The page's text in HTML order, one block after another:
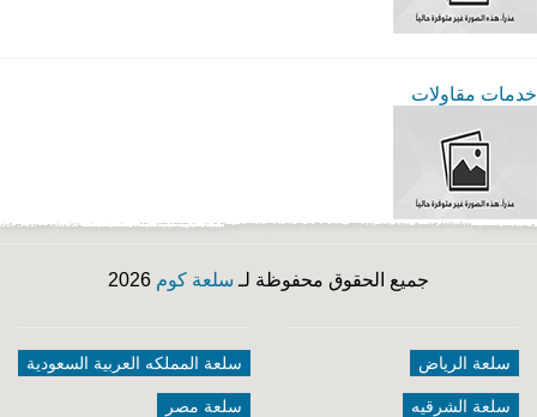
خدمات مقاولات
جميع الحقوق محفوظة لـ سلعة كوم
سلعة الرياض
سلعة الشرقيه
سلعة المملكه العربية السعودية
سلعة مصر